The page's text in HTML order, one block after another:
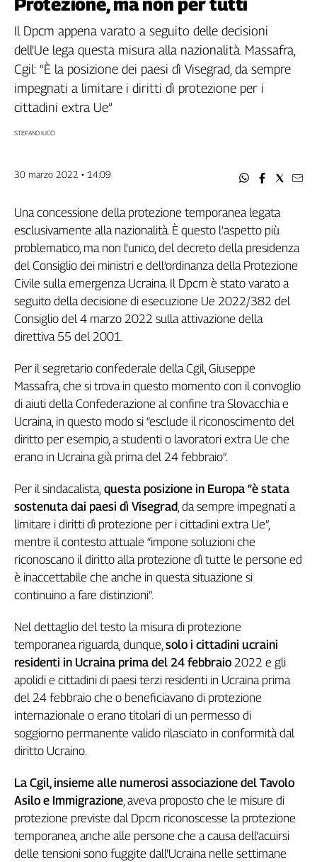
Filcams
Filctem
Fillea
Filt
Fiom
Fisac
Flc
Nidil
Spi
Inca
Caaf
Speciali
G8
di
Genova,
sangue
della
ragione
120
anni
Cgil
Collettiva
Collettiva
Rubriche
Collettiva
Talk
Sassolino
Linea
Economica
Tech
It
Easy
Inserti
Idea
Diffusa
InFlai
Protezione, ma non per tutti
Il Dpcm appena varato a seguito delle decisioni
dell'Ue lega questa misura alla nazionalità. Massafra,
Cgil: “È la posizione dei paesi dì Visegrad, da sempre
impegnati a limitare i diritti dì protezione per i
cittadini extra Ue”
STEFANO IUCCI
30 marzo 2022 • 14:09
Una concessione della protezione temporanea legata
esclusivamente alla nazionalità. È questo l’aspetto più
problematico, ma non l'unico, del decreto della presidenza
del Consiglio dei ministri e dell’ordinanza della Protezione
Civile sulla emergenza Ucraina. Il Dpcm è stato varato a
seguito della decisione di esecuzione Ue 2022/382 del
Consiglio del 4 marzo 2022 sulla attivazione della
direttiva 55 del 2001.
Per il segretario confederale della Cgil, Giuseppe
Massafra, che si trova in questo momento con il convoglio
di aiuti della Confederazione al confine tra Slovacchia e
Ucraina, in questo modo si “esclude il riconoscimento del
diritto per esempio, a studenti o lavoratori extra Ue che
erano in Ucraina già prima del 24 febbraio”.
Per il sindacalista, questa posizione in Europa “è stata
sostenuta dai paesi dì Visegrad, da sempre impegnati a
limitare i diritti dì protezione per i cittadini extra Ue”,
mentre il contesto attuale “impone soluzioni che
riconoscano il diritto alla protezione dì tutte le persone ed
è inaccettabile che anche in questa situazione si
continuino a fare distinzioni”.
Nel dettaglio del testo la misura di protezione
temporanea riguarda, dunque, solo i cittadini ucraini
residenti in Ucraina prima del 24 febbraio 2022 e gli
apolidi e cittadini di paesi terzi residenti in Ucraina prima
del 24 febbraio che o beneficiavano di protezione
internazionale o erano titolari di un permesso di
soggiorno permanente valido rilasciato in conformità dal
diritto Ucraino.
La Cgil, insieme alle numerosi associazione del Tavolo
Asilo e Immigrazione, aveva proposto che le misure di
protezione previste dal Dpcm riconoscesse la protezione
temporanea, anche alle persone che a causa dell'acuirsi
delle tensioni sono fuggite dall'Ucraina nelle settimane